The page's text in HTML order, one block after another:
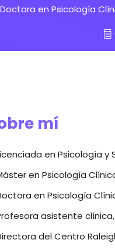
en Psicología
mí
en Psicología y
en Psicología
en Psicología
asistente
del Centro